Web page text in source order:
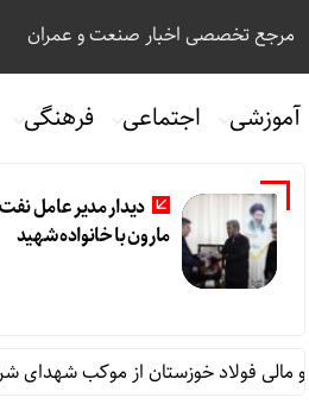
مرجع تخصصی اخبار صنعت و عمران
آموزشی اجتماعی فرهنگی
دیدار مدیر عامل
مارون با خانواده شهید
فولاد خوزستان از موکب شهدای شرکت